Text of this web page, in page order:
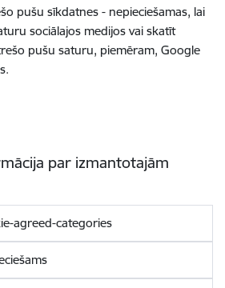
pušu sīkdatnes - nepieciešamas, lai
sociālajos medijos vai skatīt
pušu saturu, piemēram, Google
par izmantotajām
agreed-categories